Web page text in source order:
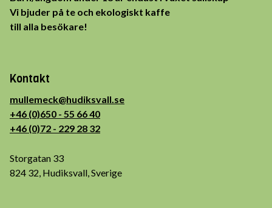
Vi bjuder på te och ekologiskt kaffe
till alla besökare!
Kontakt
mullemeck@hudiksvall.se
+46 (0)650 - 55 66 40
+46 (0)72 - 229 28 32
Storgatan 33
824 32, Hudiksvall, Sverige